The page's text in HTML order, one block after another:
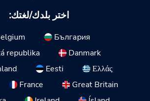
اختر بلدك/لغتك:
България
republika
Danmark
Eesti
Ελλάς
France
Great Britain